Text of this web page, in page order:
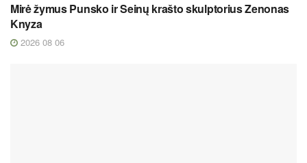
Mirė žymus Punsko ir Seinų krašto skulptorius Zenonas
Knyza
2026 08 06